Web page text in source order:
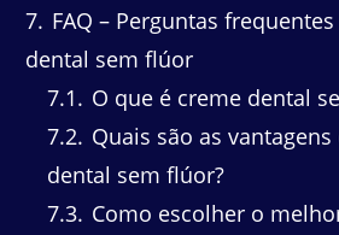
7 FAQ – Perguntas
dental sem flúor
7.1
O que é creme dental
7.2 Quais são as
dental sem flúor?
7.3 Como escolher o